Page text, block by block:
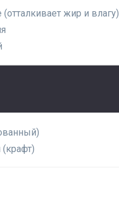
жир и влагу)